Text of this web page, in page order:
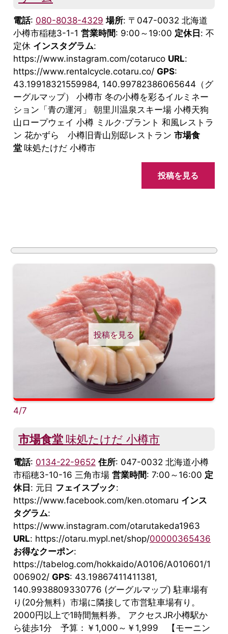
電話: 080-8038-4329 場所: 〒047-0032 北海道
小樽市稲穂3-1-1 営業時間: 9:00～19:00 定休日 : 不
定休 インスタグラム:
https://www.instagram.com/cotaruco URL:
https://www.rentalcycle.cotaru.co/ GPS:
43.19918321559984, 140.99782386065644（グ
ーグルマップ） 小樽市 冬の小樽を彩るイルミネー
ション「青の運河」 朝里川温泉スキー場 小樽天狗
山ロープウェイ 小樽 ミルク·プラント 和風レストラ
ン 花かずら 小樽旧青山別邸レストラン 市場食
堂 味処たけだ 小樽市
投稿を見る
投稿を見る
4/7
市場食堂 味処たけだ 小樽市
電話: 0134-22-9652 住所: 047-0032 北海道小樽
市稲穂3-10-16 三角市場 営業時間: 7:00～16:00 定
休日 : 元日 フェイスブック:
https://www.facebook.com/ken.otomaru インス
タグラム:
https://www.instagram.com/otarutakeda1963
URL: https://otaru.mypl.net/shop/00000365436
お得なクーポン:
https://tabelog.com/hokkaido/A0106/A010601/1
006902/ GPS: 43.19867411411381,
140.9938809330776 (グーグルマップ) 駐車場有
り(20分無料）市場に隣接して市営駐車場有り。
2000円以上で1時間無料券。 アクセスJR小樽駅か
ら徒歩1分 予算：￥1,000～￥1,999 【モーニン